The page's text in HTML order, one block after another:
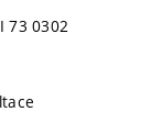
73 0302